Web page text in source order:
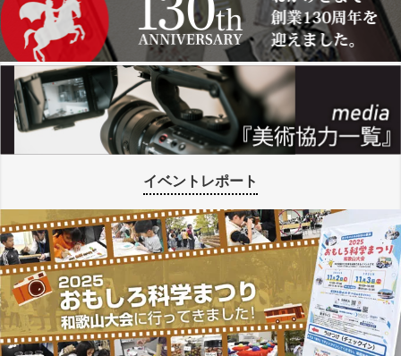
イベントレポート